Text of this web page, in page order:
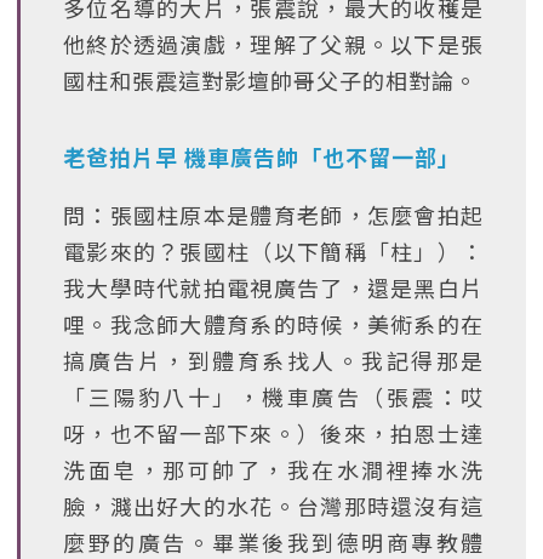
多位名導的大片，張震說，最大的收穫是
他終於透過演戲，理解了父親。以下是張
國柱和張震這對影壇帥哥父子的相對論。
老爸拍片早 機車廣告帥「也不留一部」
問：張國柱原本是體育老師，怎麼會拍起
電影來的？張國柱（以下簡稱「柱」）：
我大學時代就拍電視廣告了，還是黑白片
哩。我念師大體育系的時候，美術系的在
搞廣告片，到體育系找人。我記得那是
「三陽豹八十」，機車廣告（張震：哎
呀，也不留一部下來。）後來，拍恩士達
洗面皂，那可帥了，我在水澗裡捧水洗
臉，濺出好大的水花。台灣那時還沒有這
麼野的廣告。畢業後我到德明商專教體